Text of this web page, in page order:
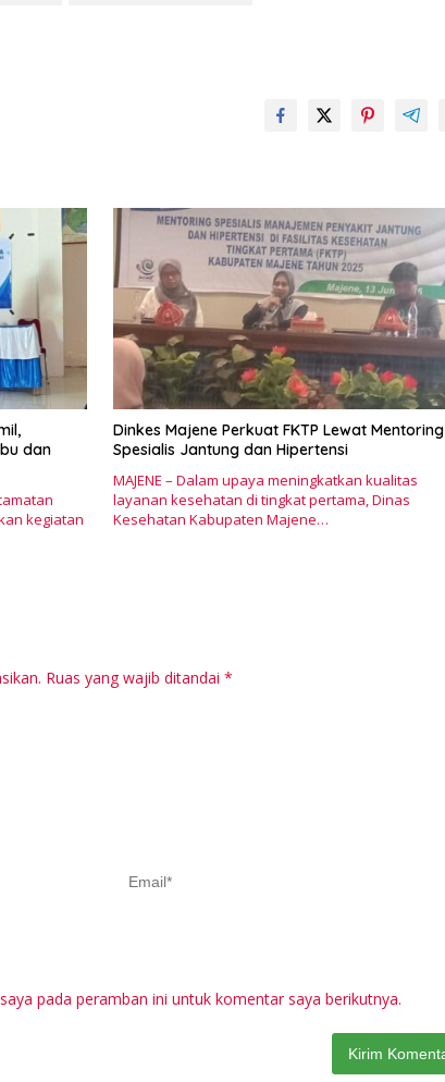
dan
kegiatan
Dinkes Majene Perkuat FKTP Lewat Mentoring
Spesialis Jantung dan Hipertensi
MAJENE – Dalam upaya meningkatkan kualitas
layanan kesehatan di tingkat pertama, Dinas
Kesehatan Kabupaten Majene…
Ruas yang wajib ditandai *
pada peramban ini untuk komentar saya berikutnya.